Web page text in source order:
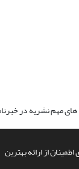
از ارائه بهترین
های مهم نشریه در